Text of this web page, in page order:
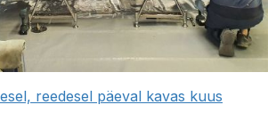
reedesel päeval kavas kuus